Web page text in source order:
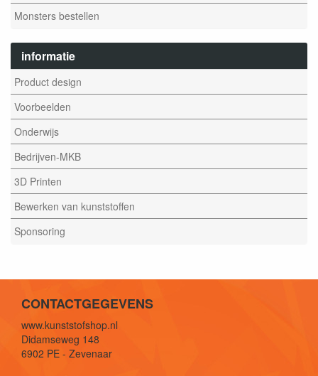
Monsters bestellen
informatie
Product design
Voorbeelden
Onderwijs
Bedrijven-MKB
3D Printen
Bewerken van kunststoffen
Sponsoring
CONTACTGEGEVENS
www.kunststofshop.nl
Didamseweg 148
6902 PE - Zevenaar